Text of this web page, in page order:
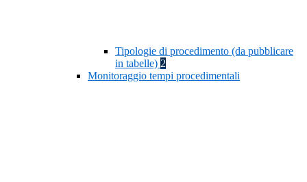
Tipologie di procedimento (da pubblicare
in tabelle) 2
Monitoraggio tempi procedimentali